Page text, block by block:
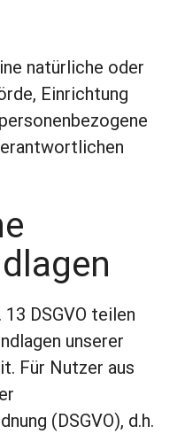
natürliche oder
Einrichtung
DSGVO teilen
unserer
Für Nutzer aus
(DSGVO), d.h.